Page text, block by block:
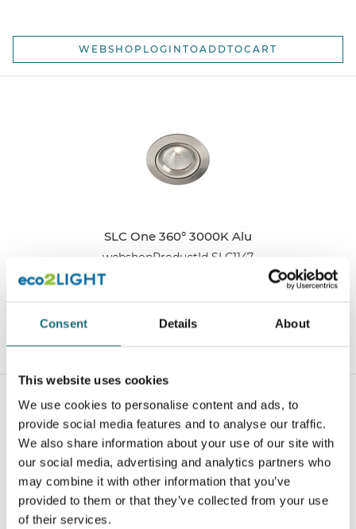
Consent Details About
This website uses cookies
We use cookies to personalise content and ads, to
provide social media features and to analyse our traffic.
We also share information about your use of our site with
our social media, advertising and analytics partners who
may combine it with other information that you’ve
provided to them or that they’ve collected from your use
of their services.
WEBSHOPLOGINTOADDTOCART
SLC One 360° 3000K Alu
webshopProductId SLC1147
webshopProductListInventoryExternalStock
WEBSHOPLOGINTOADDTOCART